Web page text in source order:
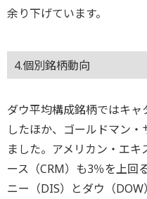
余り下げています。
4.個別銘柄動向
ダウ平均構成銘柄ではキ
したほか、ゴールドマン
ました。アメリカン・エ
ース（CRM）も3％を上回
ニー（DIS）とダウ（